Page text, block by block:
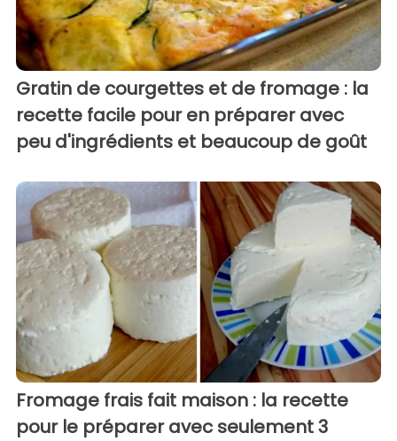
Gratin de courgettes et de fromage : la
recette facile pour en préparer avec
peu d'ingrédients et beaucoup de goût
Fromage frais fait maison : la recette
pour le préparer avec seulement 3